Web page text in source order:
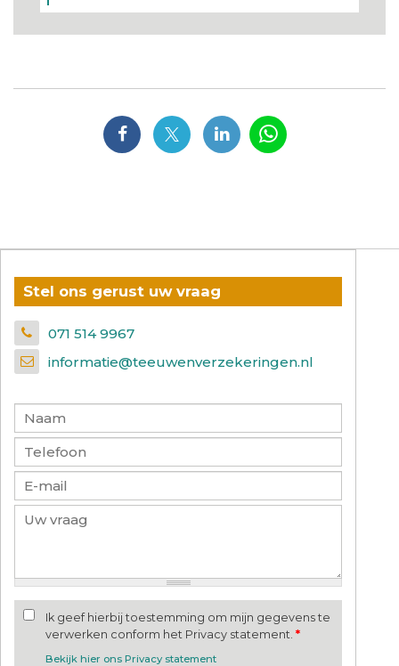
Stel ons gerust uw vraag
071 514 9967
informatie@teeuwenverzekeringen.nl
Ik geef hierbij toestemming om mijn gegevens te
verwerken conform het Privacy statement. *
Bekijk hier ons Privacy statement